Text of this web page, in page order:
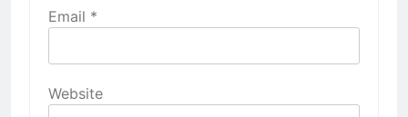
Email *
Website